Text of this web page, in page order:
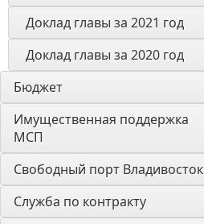
Доклад главы за 2021 год
Доклад главы за 2020 год
Бюджет
Имущественная поддержка
МСП
Свободный порт Владивосток
Служба по контракту